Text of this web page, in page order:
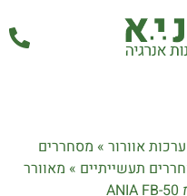
אוורור » מסחררים
תעשייתיים » מאוורר